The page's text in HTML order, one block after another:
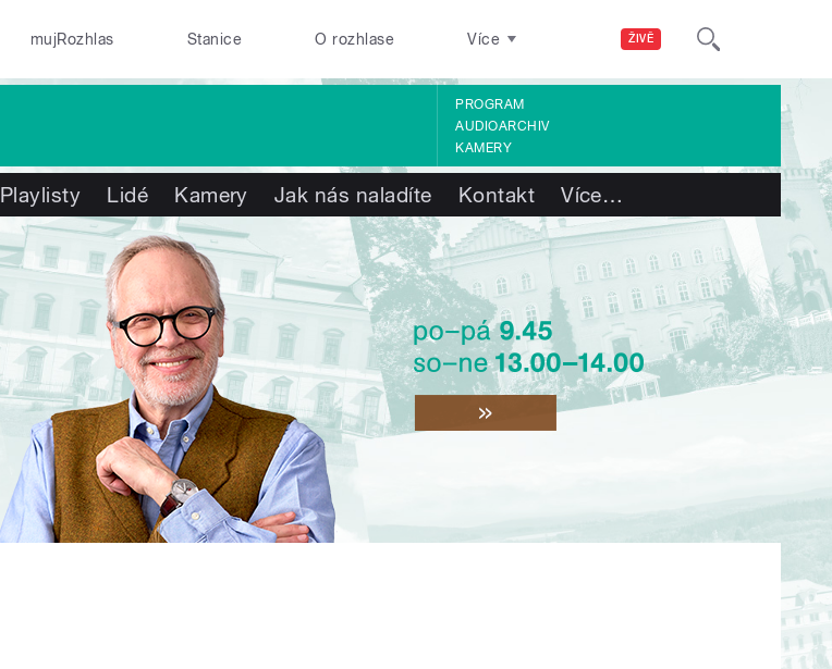
ŽIVĚ
mujRozhlas Stanice O rozhlase Více
PROGRAM
AUDIOARCHIV
KAMERY
Playlisty Lidé Kamery Jak nás naladíte Kontakt Více…